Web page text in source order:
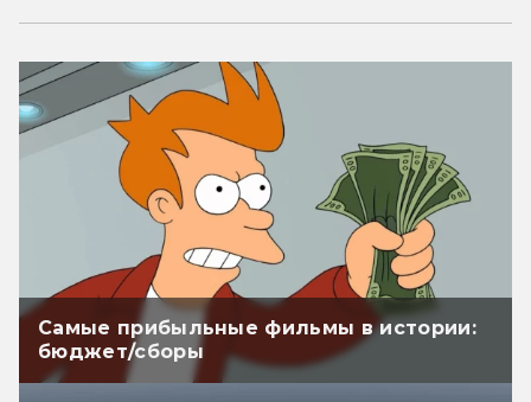
Самые прибыльные фильмы в истории:
бюджет/сборы